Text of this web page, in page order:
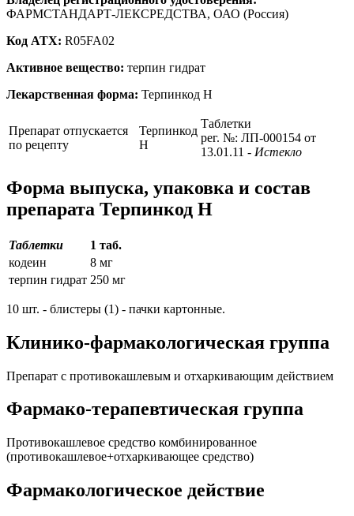
ФАРМСТАНДАРТ-ЛЕКСРЕДСТВА, ОАО (Россия)
Код ATX: R05FA02
Активное вещество: терпин гидрат
Лекарственная форма: Терпинкод Н
Препарат отпускается
по рецепту
Терпинкод
Н
Таблетки
рег. №: ЛП-000154 от
13.01.11 - Истекло
Форма выпуска, упаковка и состав
препарата Терпинкод Н
Таблетки
1 таб.
кодеин
8 мг
терпин гидрат 250 мг
10 шт. - блистеры (1) - пачки картонные.
Клинико-фармакологическая группа
Препарат с противокашлевым и отхаркивающим действием
Фармако-терапевтическая группа
Противокашлевое средство комбинированное
(противокашлевое+отхаркивающее средство)
Фармакологическое действие